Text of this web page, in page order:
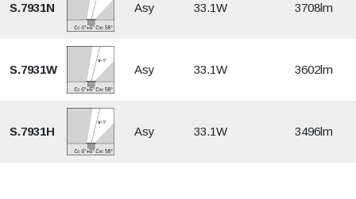
S.7931N Asy 33.1W 3708lm
S.7931W Asy 33.1W 3602lm
S.7931H Asy 33.1W 3496lm